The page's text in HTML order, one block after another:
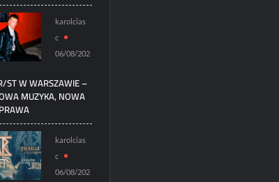
karolcias
c
06/08/202
ST W WARSZAWIE –
MUZYKA, NOWA
karolcias
c
06/08/202